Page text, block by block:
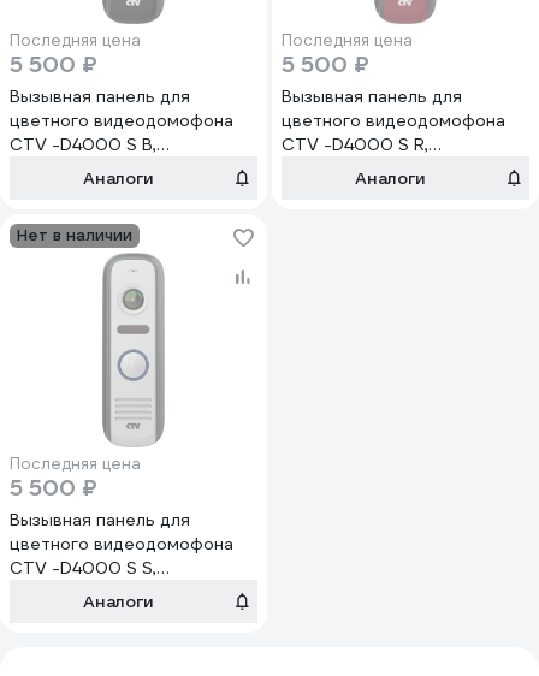
Последняя цена
5 500 ₽
Вызывная панель для
цветного видеодомофона
CTV -D4000 S B,
встроенный блок
черный 10-0000609
Аналоги
Последняя цена
5 500 ₽
Вызывная панель для
цветного видеодомофона
CTV -D4000 S R,
встроенный блок
Аналоги
Нет в наличии
Последняя цена
5 500 ₽
Вызывная панель для
цветного видеодомофона
CTV -D4000 S S,
встроенный блок
Аналоги